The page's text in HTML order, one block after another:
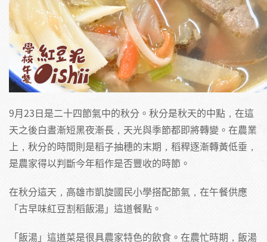
9月23日是二十四節氣中的秋分。秋分是秋天的中點，在這
天之後白晝漸短黑夜漸長，天光與季節都即將轉變。在農業
上，秋分的時間則是稻子抽穗的末期，稻稈逐漸轉黃低垂，
是農家得以判斷今年稻作是否豐收的時節。
在秋分這天，高雄市凱旋國民小學搭配節氣，在午餐供應
「古早味紅豆割稻飯湯」這道餐點。
「飯湯」這道菜是很具農家特色的飲食。在農忙時期，飯湯